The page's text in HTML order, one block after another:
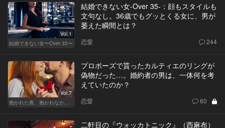
Vol.1
結婚できない女〜Over 35〜
結婚できない女-Over 35-：顔もスタイルも
文句なし。36歳でもグッとくる女に、男が
萎えた瞬間とは？
恋愛 244
Vol.7
プロポーズで貰ったカルティエのリングが
偽物だった…。婚約者の男は、一体何を考
えていたのか？
恋愛 60
二軒目の『ウォッカトニック』（西麻布）